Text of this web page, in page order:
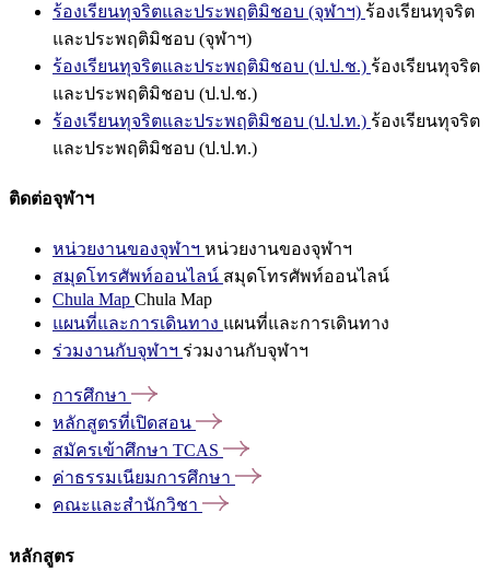
ร้องเรียนทุจริตและประพฤติมิชอบ (จุฬาฯ) ร้องเรียนทุจริต
และประพฤติมิชอบ (จุฬาฯ)
ร้องเรียนทุจริตและประพฤติมิชอบ (ป.ป.ช.) ร้องเรียนทุจริต
และประพฤติมิชอบ (ป.ป.ช.)
ร้องเรียนทุจริตและประพฤติมิชอบ (ป.ป.ท.) ร้องเรียนทุจริต
และประพฤติมิชอบ (ป.ป.ท.)
ติดต่อจุฬาฯ
หน่วยงานของจุฬาฯ หน่วยงานของจุฬาฯ
สมุดโทรศัพท์ออนไลน์ สมุดโทรศัพท์ออนไลน์
Chula Map Chula Map
แผนที่และการเดินทาง แผนที่และการเดินทาง
ร่วมงานกับจุฬาฯ ร่วมงานกับจุฬาฯ
การศึกษา
หลักสูตรที่เปิดสอน
สมัครเข้าศึกษา TCAS
ค่าธรรมเนียมการศึกษา
คณะและสำนักวิชา
หลักสูตร